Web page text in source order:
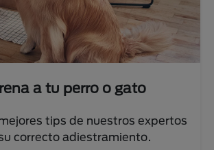
Next
a tu perro o gato
tips de nuestros expertos
correcto adiestramiento.